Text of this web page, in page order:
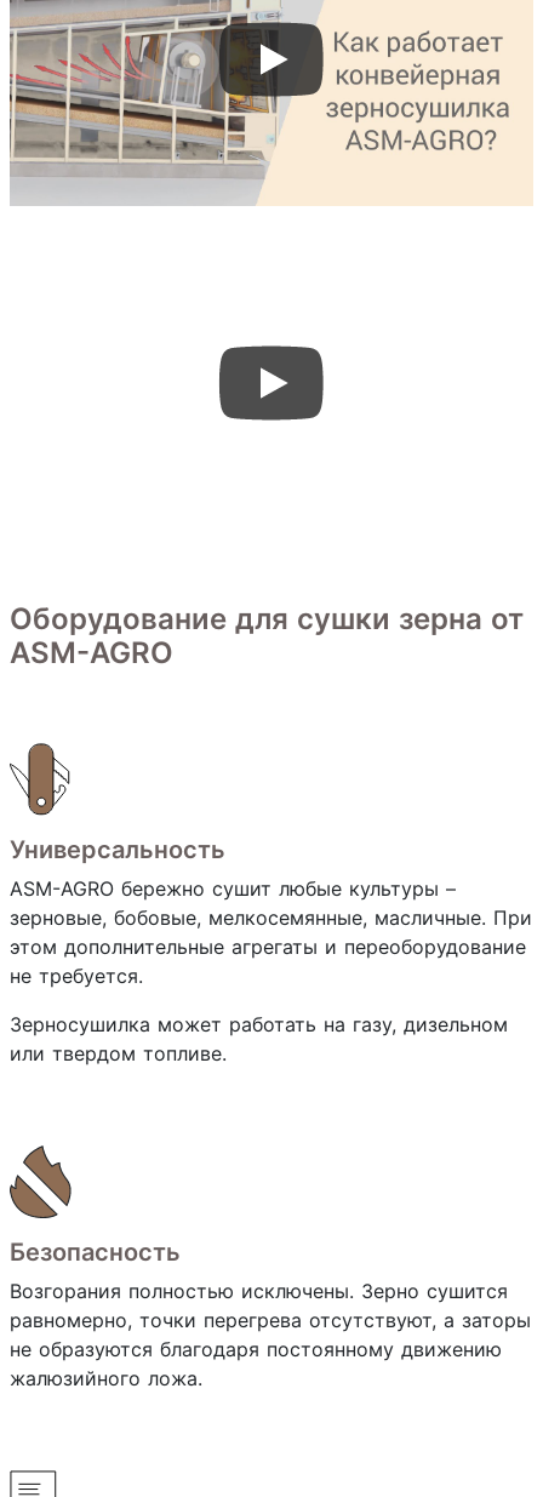
Оборудование для сушки зерна от
ASM-AGRO
Универсальность
ASM-AGRO бережно сушит любые культуры –
зерновые, бобовые, мелкосемянные, масличные. При
этом дополнительные агрегаты и переоборудование
не требуется.
Зерносушилка может работать на газу, дизельном
или твердом топливе.
Безопасность
Возгорания полностью исключены. Зерно сушится
равномерно, точки перегрева отсутствуют, а заторы
не образуются благодаря постоянному движению
жалюзийного ложа.